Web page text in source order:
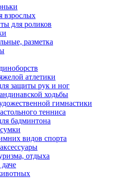
взрослых
для роликов
разметка
атлетики
защиты рук и ног
ходьбы
гимнастики
тенниса
бадминтона
видов спорта
отдыха